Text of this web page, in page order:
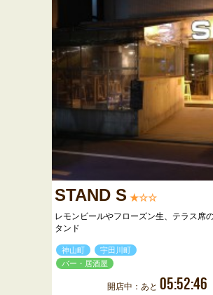
STAND S ★☆☆
レモンビールやフローズン生、テラス席
タンド
神山町
宇田川町
バー・居酒屋
開店中：あと 05:52:46